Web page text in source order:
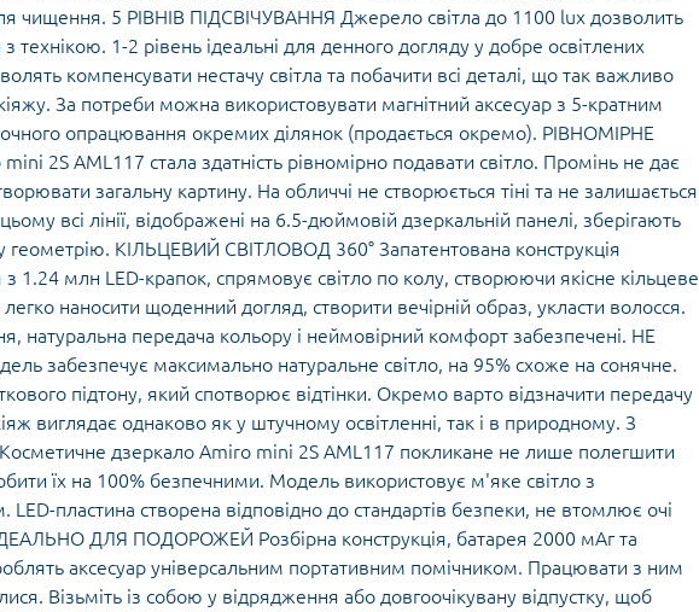
чищення. 5 РІВНІВ ПІДСВІЧУВАННЯ Джерело світла до 1100 lux дозволить
технікою. 1-2 рівень ідеальні для денного догляду у добре освітлених
компенсувати нестачу світла та побачити всі деталі, що так важливо
За потреби можна використовувати магнітний аксесуар з 5-кратним
опрацювання окремих ділянок (продається окремо). РІВНОМІРНЕ
2S AML117 стала здатність рівномірно подавати світло. Промінь не дає
загальну картину. На обличчі не створюється тіні та не залишається
всі лінії, відображені на 6.5-дюймовій дзеркальній панелі, зберігають
геометрію. КІЛЬЦЕВИЙ СВІТЛОВОД 360° Запатентована конструкція
з 1.24 млн LED-крапок, спрямовує світло по колу, створюючи якісне кільцеве
наносити щоденний догляд, створити вечірній образ, укласти волосся.
натуральна передача кольору і неймовірний комфорт забезпечені. НЕ
забезпечує максимально натуральне світло, на 95% схоже на сонячне.
підтону, який спотворює відтінки. Окремо варто відзначити передачу
виглядає однаково як у штучному освітленні, так і в природному. З
дзеркало Amiro mini 2S AML117 покликане не лише полегшити
їх на 100% безпечними. Модель використовує м'яке світло з
пластина створена відповідно до стандартів безпеки, не втомлює очі
ДЛЯ ПОДОРОЖЕЙ Розбірна конструкція, батарея 2000 мАг та
аксесуар універсальним портативним помічником. Працювати з ним
Візьміть із собою у відрядження або довгоочікувану відпустку, щоб